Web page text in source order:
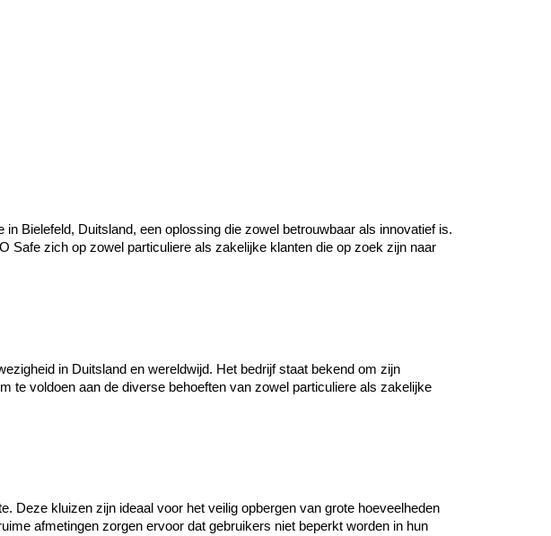
Bielefeld, Duitsland, een oplossing die zowel betrouwbaar als innovatief is.
Safe zich op zowel particuliere als zakelijke klanten die op zoek zijn naar
in Duitsland en wereldwijd. Het bedrijf staat bekend om zijn
te voldoen aan de diverse behoeften van zowel particuliere als zakelijke
Deze kluizen zijn ideaal voor het veilig opbergen van grote hoeveelheden
afmetingen zorgen ervoor dat gebruikers niet beperkt worden in hun